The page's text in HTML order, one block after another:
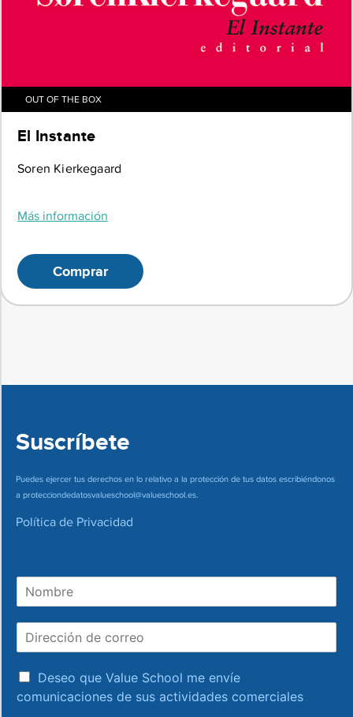
OUT OF THE BOX
El Instante
Soren Kierkegaard
Más información
Comprar
Suscríbete
Puedes ejercer tus derechos en lo relativo a la protección de tus datos escribiéndonos
a protecciondedatosvalueschool@valueschool.es.
Política de Privacidad
e
c
a
c
Deseo que Value School me envíe
comunicaciones de sus actividades comerciales